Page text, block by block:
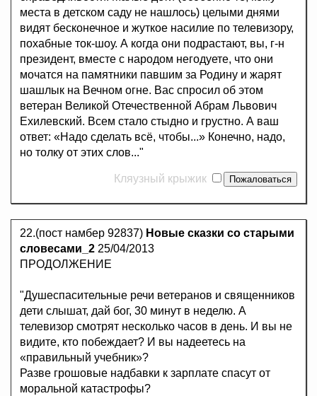
места в детском саду не нашлось) целыми днями
видят бесконечное и жуткое насилие по телевизору,
похабные ток-шоу. А когда они подрастают, вы, г-н
президент, вместе с народом негодуете, что они
мочатся на памятники павшим за Родину и жарят
шашлык на Вечном огне. Вас спросил об этом
ветеран Великой Отечественной Абрам Львович
Ехилевский. Всем стало стыдно и грустно. А ваш
ответ: «Надо сделать всё, чтобы...» Конечно, надо,
но толку от этих слов..."
Кляузный крыжик
22.(пост намбер 92837) Новые сказки со старыми
словесами_2 25/04/2013
ПРОДОЛЖЕНИЕ
"Душеспасительные речи ветеранов и священников
дети слышат, дай бог, 30 минут в неделю. А
телевизор смотрят несколько часов в день. И вы не
видите, кто побеждает? И вы надеетесь на
«правильный учебник»?
Разве грошовые надбавки к зарплате спасут от
моральной катастрофы?